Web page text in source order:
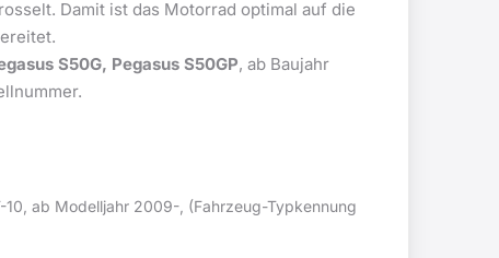
Damit ist das Motorrad optimal auf die
S50G, Pegasus S50GP, ab Baujahr
ab Modelljahr 2009-, (Fahrzeug-Typkennung